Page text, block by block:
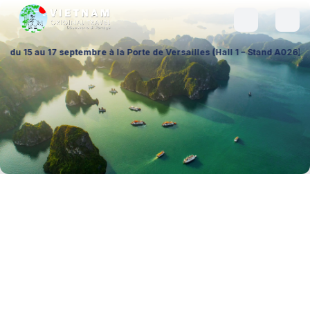
à la Porte de Versailles (Hall 1 – Stand A026), pour